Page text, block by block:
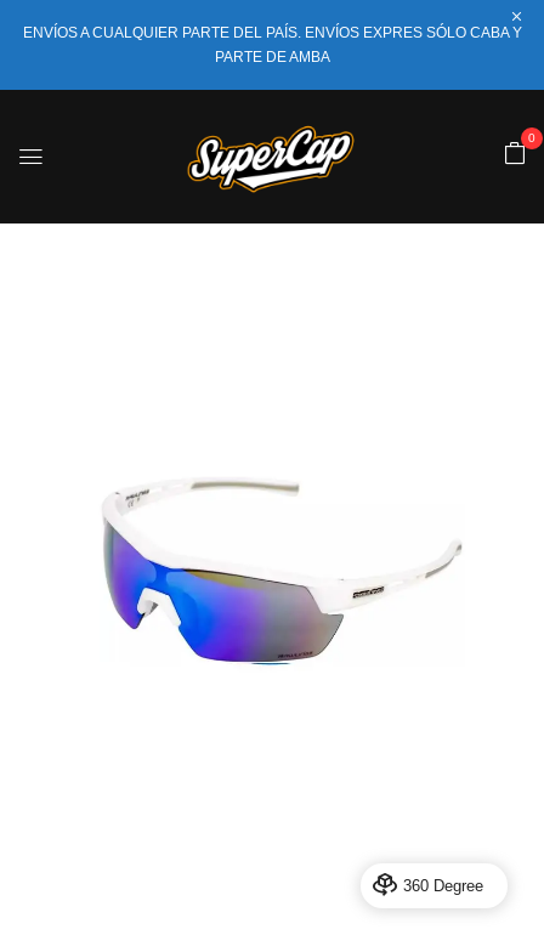
ENVÍOS A CUALQUIER PARTE DEL PAÍS. ENVÍOS EXPRES SÓLO CABA Y
PARTE DE AMBA
0
360 Degree